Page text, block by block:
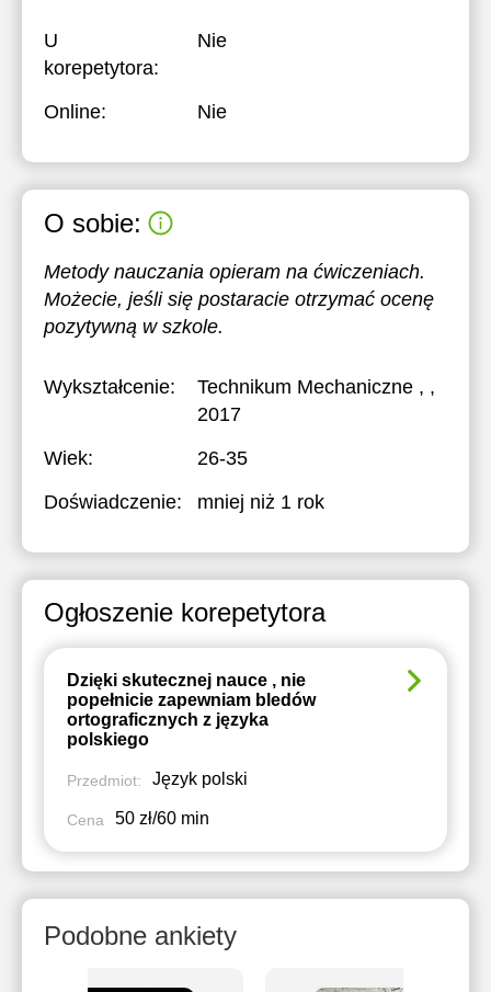
U
korepetytora:
Nie
Online: Nie
O sobie:
Metody nauczania opieram na ćwiczeniach.
Możecie, jeśli się postaracie otrzymać ocenę
pozytywną w szkole.
Wykształcenie: Technikum Mechaniczne , ,
2017
Wiek:
26-35
Doświadczenie:
mniej niż 1 rok
Ogłoszenie korepetytora
Dzięki skutecznej nauce , nie
popełnicie zapewniam bledów
ortograficznych z języka
polskiego
Przedmiot: Język polski
Cena 50 zł/60 min
Podobne ankiety